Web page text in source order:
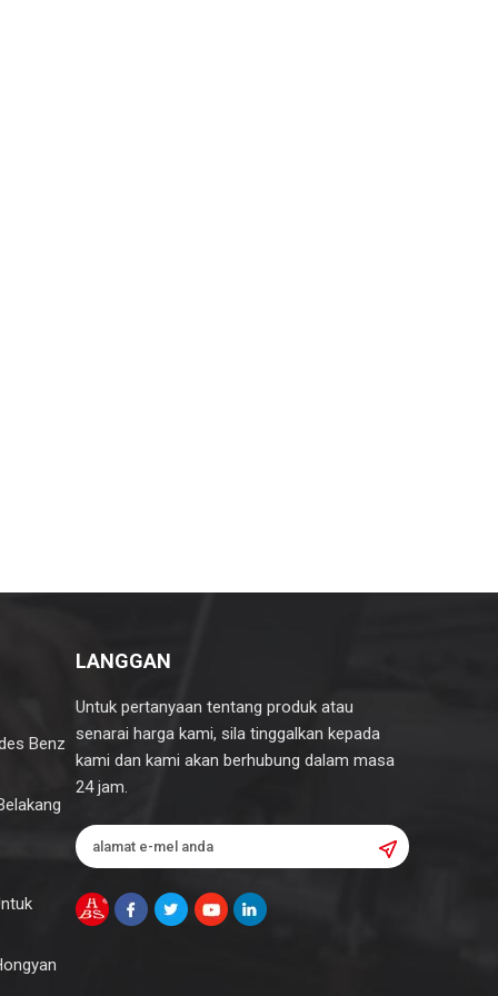
Benz
LANGGAN
Untuk pertanyaan tentang produk atau
senarai harga kami, sila tinggalkan kepada
kami dan kami akan berhubung dalam masa
24 jam.